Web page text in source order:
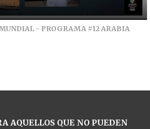
- PROGRAMA #12 ARABIA
AQUELLOS QUE NO PUEDEN